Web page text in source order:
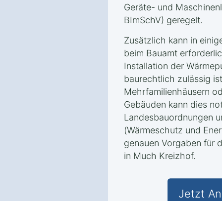
Geräte- und
BImSchV) geregelt.
Zusätzlich kann in
beim Bauamt
Installation der
baurechtlich zulässig
Mehrfamilienhäusern
Gebäuden kann dies
Landesbauordnungen
(Wärmeschutz und
genauen Vorgaben für
in Much Kreizhof.
Jetzt